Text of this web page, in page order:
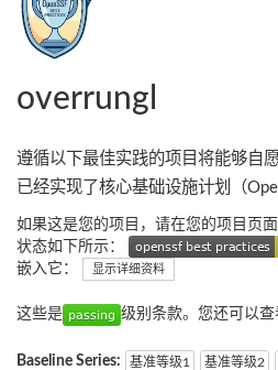
overrungl
遵循以下最佳实践的项目将能够自
已经实现了核心基础设施计划（
如果这是您的项目，请在您的项目页
状态如下所示：
嵌入它：
显示详细资料
这些是 级别条款。您还可以查
Baseline Series: 基准等级1 基准等级2